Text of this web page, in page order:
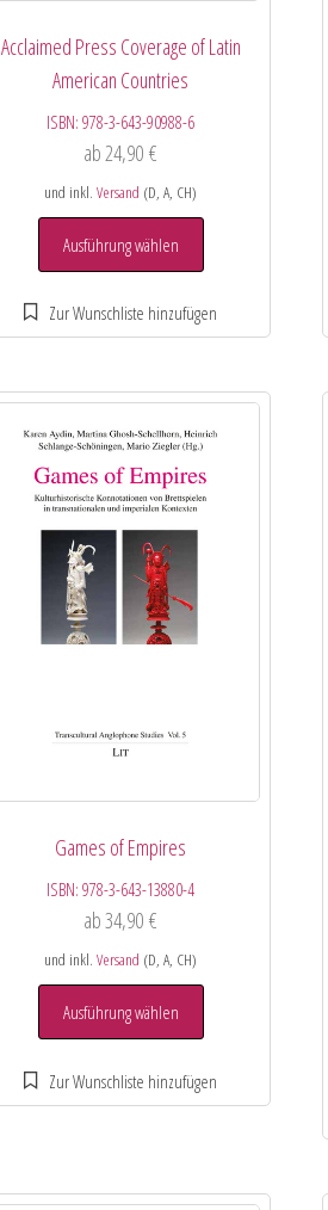
Acclaimed Press Coverage of Latin
American Countries
ISBN:978-3-643-90988-6
ab 24,90€
und inkl.Versand (D, A, CH)
Ausführung wählen
Games of Empires
ISBN:978-3-643-13880-4
ab34,90€
und inkl.Versand (D, A, CH)
Ausführung wählen